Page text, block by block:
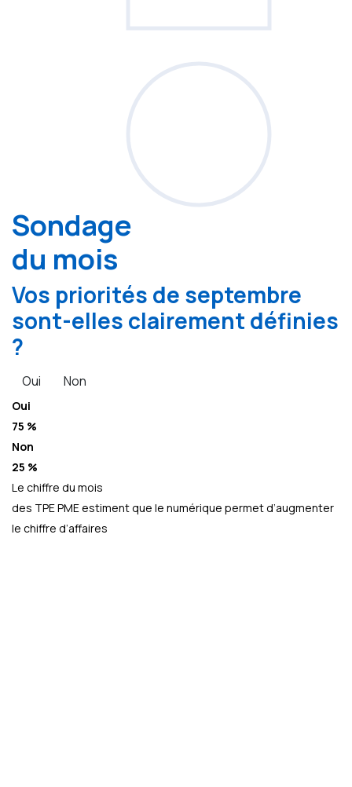
Sondage
du mois
Vos priorités de septembre
sont-elles clairement définies
?
Oui Non
Oui
75 %
Non
25 %
Le chiffre du mois
des TPE PME estiment que le numérique permet d’augmenter
le chiffre d’affaires